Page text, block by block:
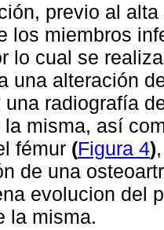
previo al
los miembros
lo cual se
una alteración
una radiografía
misma, así
fémur (Figura 4)
de una
evolucion del
la misma.